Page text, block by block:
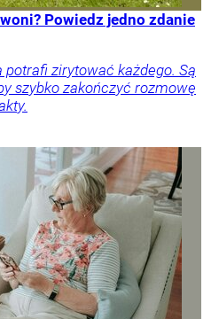
Powiedz jedno zdanie
zirytować każdego. Są
szybko zakończyć rozmowę